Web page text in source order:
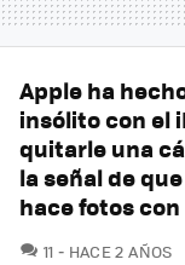
Apple ha
insólito con el
quitarle una
la señal de
hace fotos con
11 COMENTARIOS
HACE 2 AÑOS